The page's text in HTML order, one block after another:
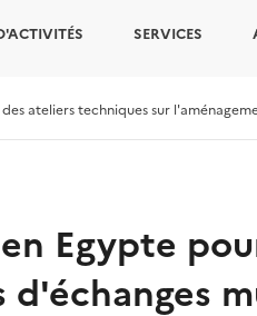
SERVICES
ateliers techniques sur
Egypte